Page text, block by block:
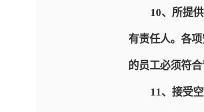
10、所提供的
有责任人。各
的员工必须符
11、接受空